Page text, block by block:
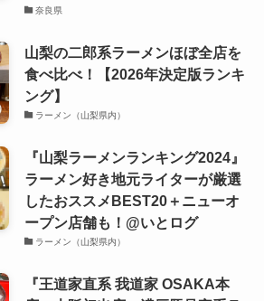
奈良県
山梨の二郎系ラーメンほぼ全店を
食べ比べ！【2026年決定版ランキ
ング】
ラーメン（山梨県内）
『山梨ラーメンランキング2024』
ラーメン好き地元ライターが厳選
したおススメBEST20＋ニューオ
ープン店舗も！@いとログ
ラーメン（山梨県内）
『王道家直系 我道家 OSAKA本